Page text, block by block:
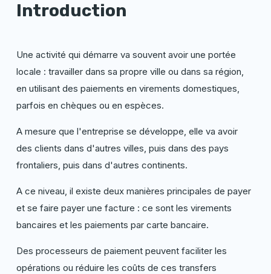
Introduction
Une activité qui démarre va souvent avoir une portée
locale : travailler dans sa propre ville ou dans sa région,
en utilisant des paiements en virements domestiques,
parfois en chèques ou en espèces.
A mesure que l'entreprise se développe, elle va avoir
des clients dans d'autres villes, puis dans des pays
frontaliers, puis dans d'autres continents.
A ce niveau, il existe deux manières principales de payer
et se faire payer une facture : ce sont les virements
bancaires et les paiements par carte bancaire.
Des processeurs de paiement peuvent faciliter les
opérations ou réduire les coûts de ces transfers